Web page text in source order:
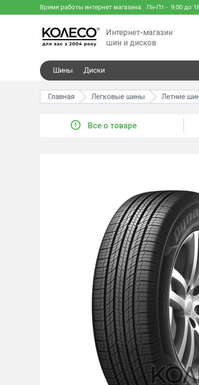
Время работы интернет магазина: Пн-Пт - 9:00 до
Интернет-магазин
шин и дисков
Шины Диски
Главная Легковые шины Летние
Все о товаре